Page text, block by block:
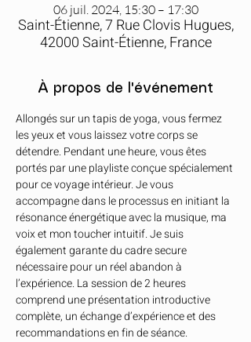
06 juil. 2024, 15:30 – 17:30
Saint-Étienne, 7 Rue Clovis Hugues,
42000 Saint-Étienne, France
À propos de l'événement
Allongés sur un tapis de yoga, vous fermez
les yeux et vous laissez votre corps se
détendre. Pendant une heure, vous êtes
portés par une playliste conçue spécialement
pour ce voyage intérieur. Je vous
accompagne dans le processus en initiant la
résonance énergétique avec la musique, ma
voix et mon toucher intuitif. Je suis
également garante du cadre secure
nécessaire pour un réel abandon à
l’expérience. La session de 2 heures
comprend une présentation introductive
complète, un échange d’expérience et des
recommandations en fin de séance.